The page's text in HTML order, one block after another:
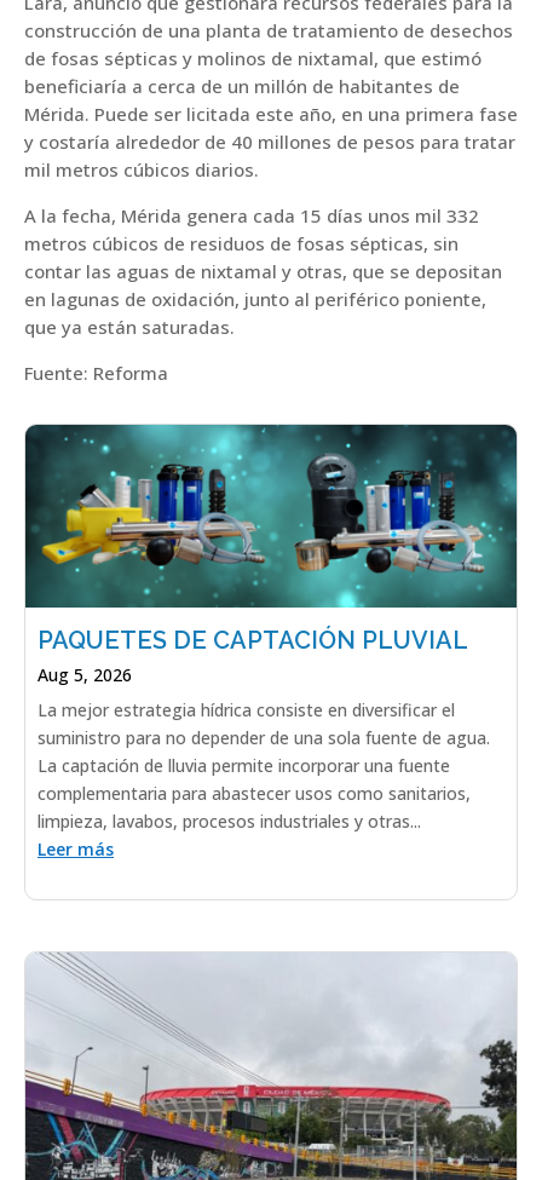
construcción de una planta de tratamiento de desechos
de fosas sépticas y molinos de nixtamal, que estimó
beneficiaría a cerca de un millón de habitantes de
Mérida. Puede ser licitada este año, en una primera fase
y costaría alrededor de 40 millones de pesos para tratar
mil metros cúbicos diarios.
A la fecha, Mérida genera cada 15 días unos mil 332
metros cúbicos de residuos de fosas sépticas, sin
contar las aguas de nixtamal y otras, que se depositan
en lagunas de oxidación, junto al periférico poniente,
que ya están saturadas.
Fuente: Reforma
PAQUETES DE CAPTACIÓN PLUVIAL
Aug 5, 2026
La mejor estrategia hídrica consiste en diversificar el
suministro para no depender de una sola fuente de agua.
La captación de lluvia permite incorporar una fuente
complementaria para abastecer usos como sanitarios,
limpieza, lavabos, procesos industriales y otras...
Leer más